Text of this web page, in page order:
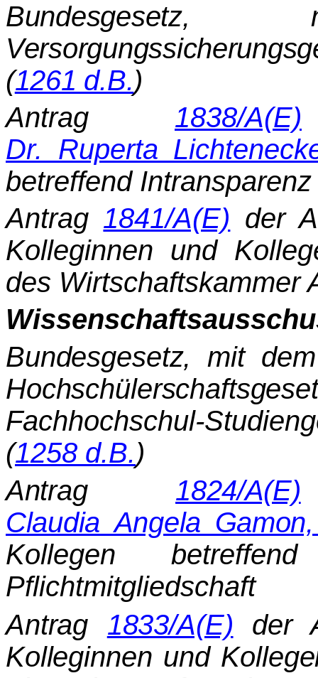
(1261 d.B.)
Antrag 1838/A(E)
Dr. Ruperta
betreffend
Antrag 1841/A(E) der
Kolleginnen und
des Wirtschaftskammer
Bundesgesetz, mit
Fachhochschul-
(1258 d.B.)
Antrag 1824/A(E)
Claudia Angela
Kollegen
Pflichtmitgliedschaft
Antrag 1833/A(E) der
Kolleginnen und